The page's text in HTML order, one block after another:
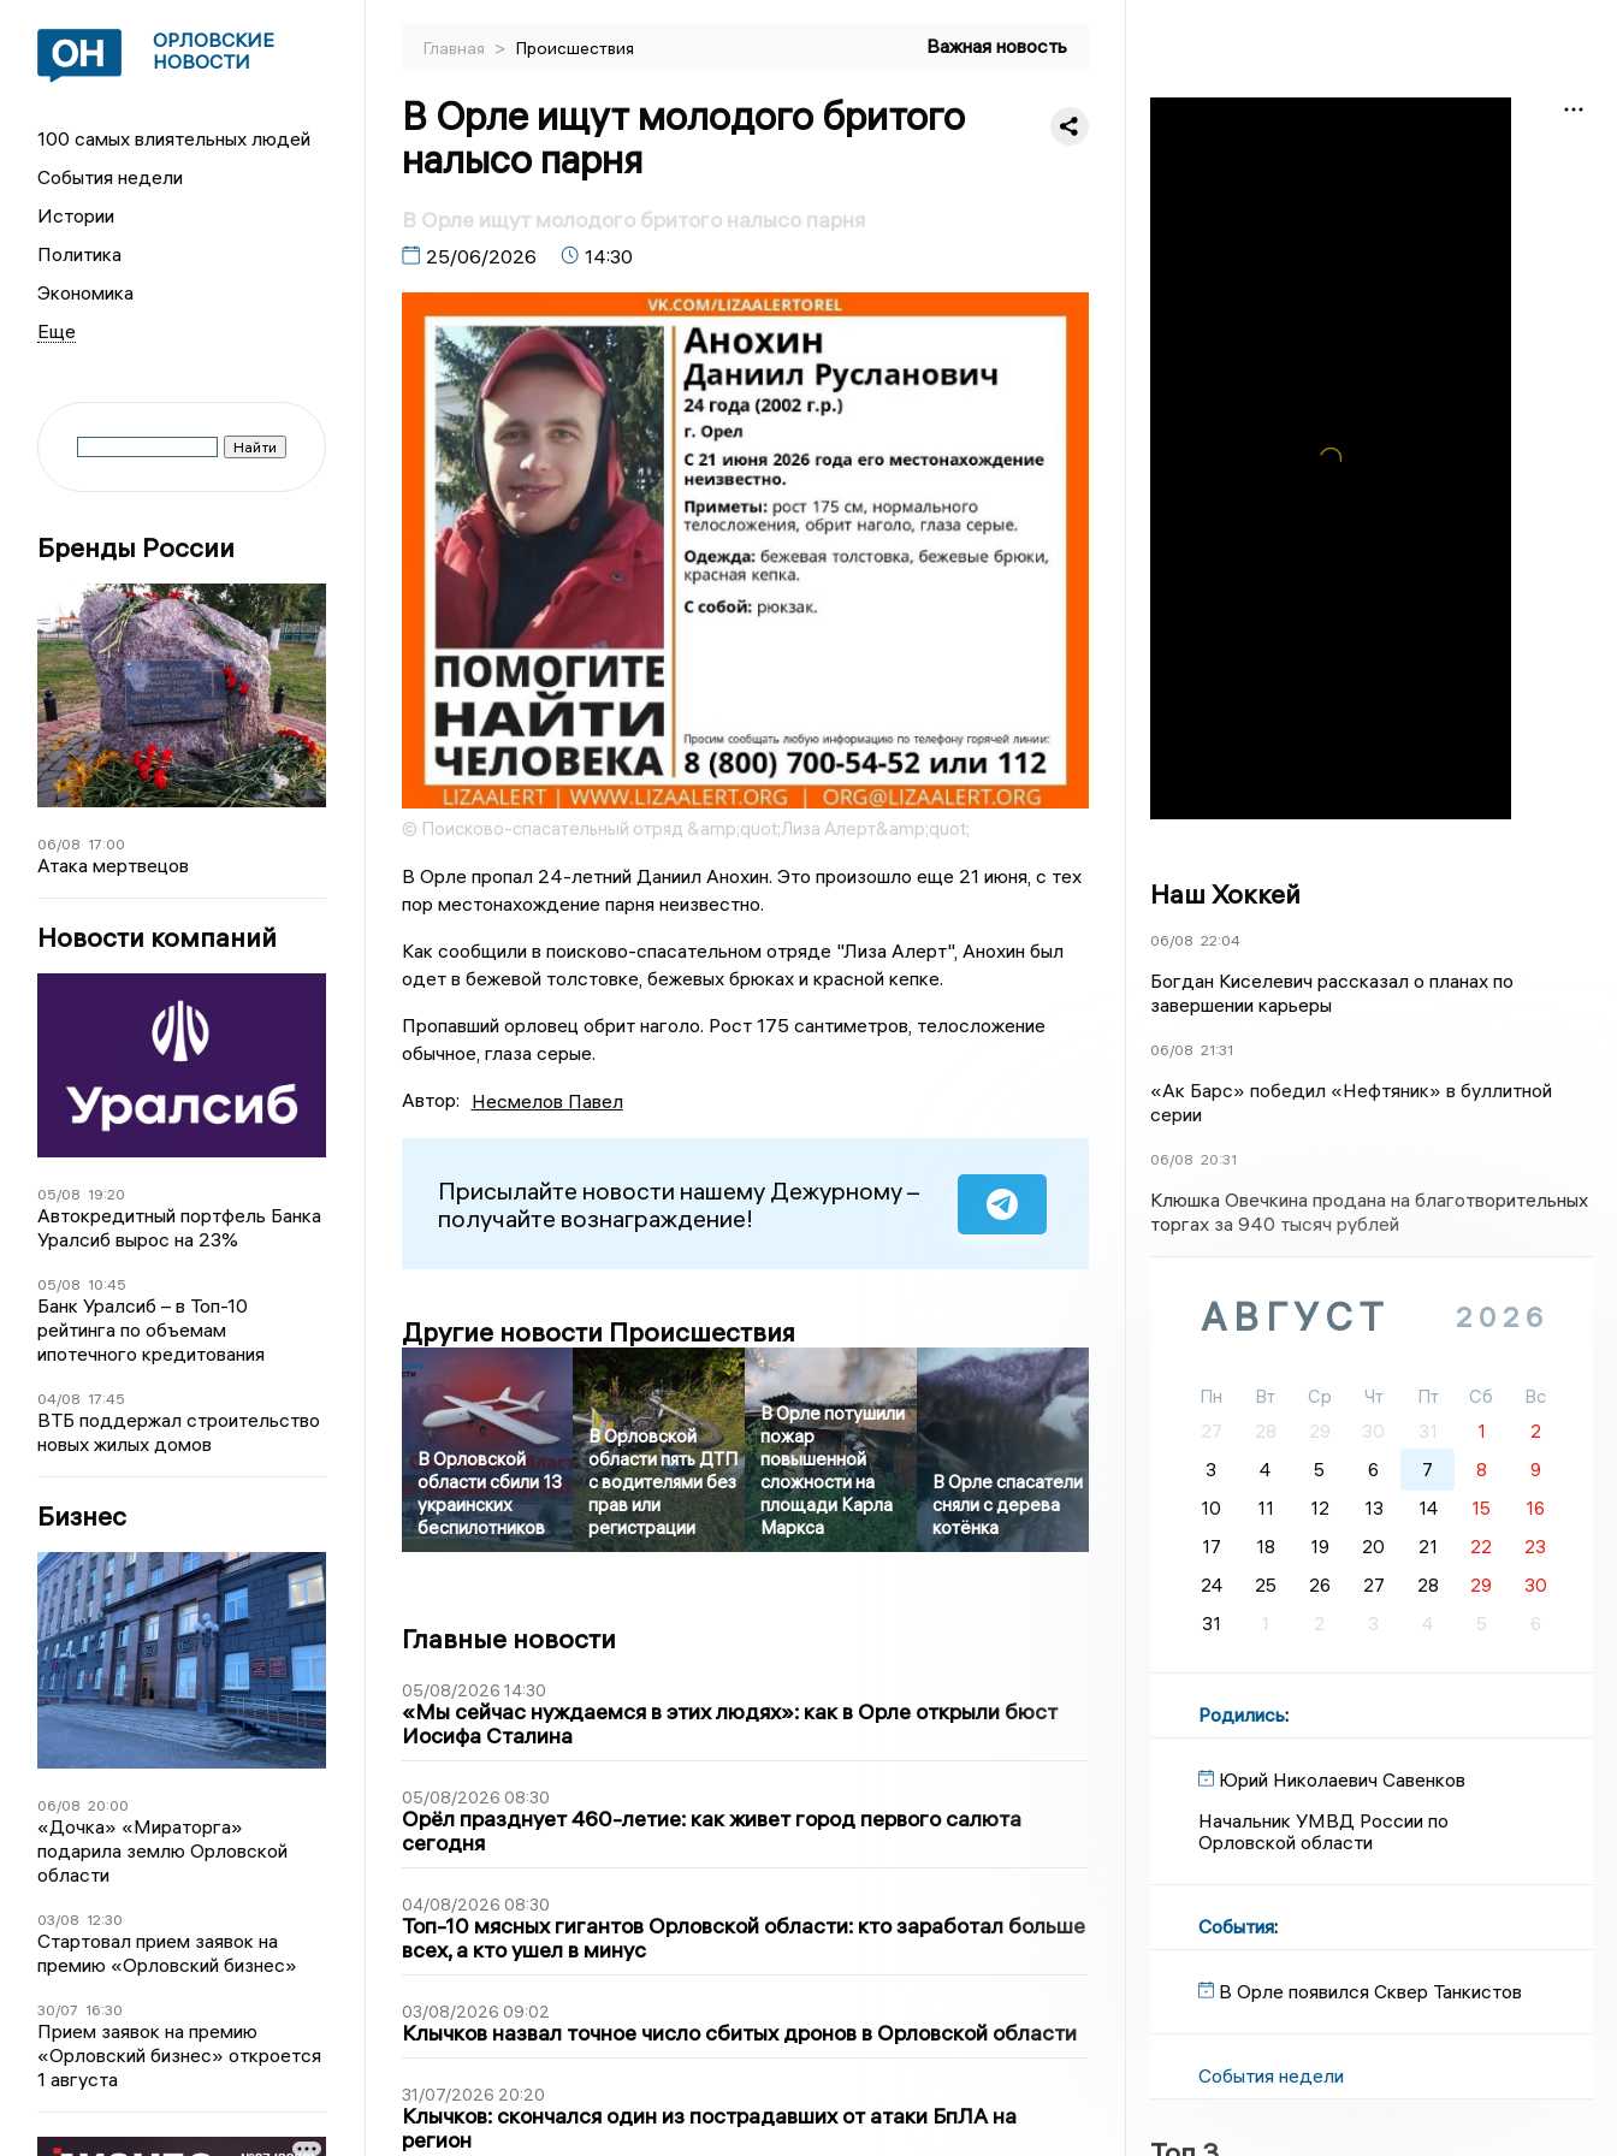
ОРЛОВСКИЕ
НОВОСТИ
100 самых влиятельных людей
События недели
Истории
Политика
Экономика
Бренды России
06/08 17:00
Атака мертвецов
Новости компаний
05/08 19:20
Автокредитный портфель Банка
Уралсиб вырос на 23%
05/08 10:45
Банк Уралсиб – в Топ-10
рейтинга по объемам
ипотечного кредитования
04/08 17:45
ВТБ поддержал строительство
новых жилых домов
Бизнес
06/08 20:00
«Дочка» «Мираторга»
подарила землю Орловской
области
03/08 12:30
Стартовал прием заявок на
премию «Орловский бизнес»
30/07 16:30
Прием заявок на премию
«Орловский бизнес» откроется
1 августа
Главная > Происшествия Важная новость
В Орле ищут молодого бритого
налысо парня
В Орле ищут молодого бритого налысо парня
25/06/2026 14:30
© Поисково-спасательный отряд &amp;quot;Лиза Алерт&amp;quot;
В Орле пропал 24-летний Даниил Анохин. Это произошло еще 21 июня, с тех
пор местонахождение парня неизвестно.
Как сообщили в поисково-спасательном отряде "Лиза Алерт", Анохин был
одет в бежевой толстовке, бежевых брюках и красной кепке.
Пропавший орловец обрит наголо. Рост 175 сантиметров, телосложение
обычное, глаза серые.
Автор: Несмелов Павел
Присылайте новости нашему Дежурному –
получайте вознаграждение!
Другие новости Происшествия
В Орловской
области сбили 13
украинских
беспилотников
В Орловской
области пять ДТП
с водителями без
прав или
регистрации
В Орле потушили
пожар
повышенной
сложности на
площади Карла
Маркса
В Орле спасатели
сняли с дерева
котёнка
Главные новости
05/08/2026 14:30
«Мы сейчас нуждаемся в этих людях»: как в Орле открыли бюст
Иосифа Сталина
05/08/2026 08:30
Орёл празднует 460-летие: как живет город первого салюта
сегодня
04/08/2026 08:30
Топ-10 мясных гигантов Орловской области: кто заработал больше
всех, а кто ушел в минус
03/08/2026 09:02
Клычков назвал точное число сбитых дронов в Орловской области
31/07/2026 20:20
Клычков: скончался один из пострадавших от атаки БпЛА на
регион
Наш Хоккей
06/08 22:04
Богдан Киселевич рассказал о планах по
завершении карьеры
06/08 21:31
«Ак Барс» победил «Нефтяник» в буллитной
серии
06/08 20:31
Клюшка Овечкина продана на благотворительных
торгах за 940 тысяч рублей
АВГУСТ 2026
Пн Вт Ср Чт Пт Сб
Вс
27
28 29 30 31 1
2
3
4 5 6 7 8
9
10
11 12 13 14 15
16
17
18 19 20 21 22
23
24
25 26 27 28 29
30
31
1 2 3 4 5 6
Родились:
Юрий Николаевич Савенков
Начальник УМВД России по
Орловской области
События:
В Орле появился Сквер Танкистов
События недели